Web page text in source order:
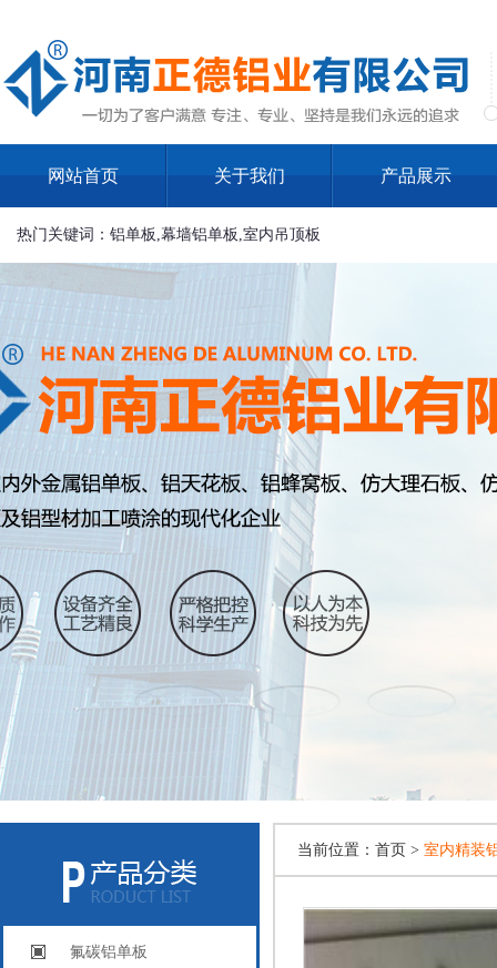
网站首页 关于我们 产品展示
热门关键词：铝单板,幕墙铝单板,室内吊顶板
氟碳铝单板
当前位置： 首页 > 室内精装